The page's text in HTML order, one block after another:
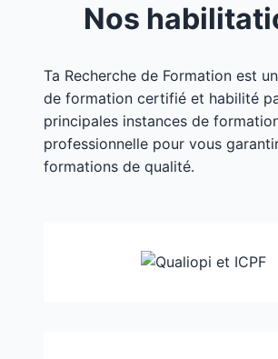
Nos
Ta Recherche de Formation est
de formation certifié et habilité
principales instances de
professionnelle pour vous
formations de qualité.